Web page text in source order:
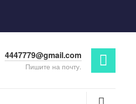
4447779@gmail.com
Пишите на почту.